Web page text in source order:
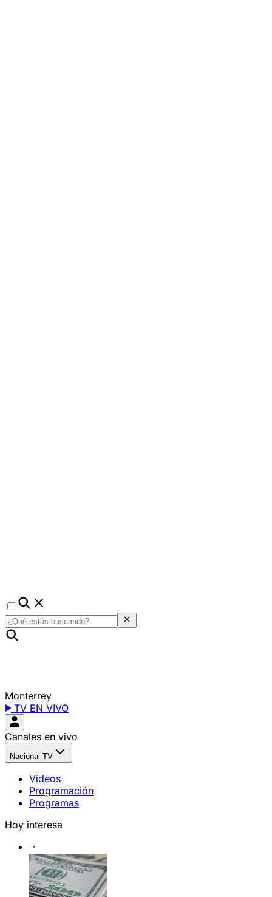
Monterrey
TV EN VIVO
Canales en vivo
Nacional TV
Videos
Programación
Programas
Hoy interesa